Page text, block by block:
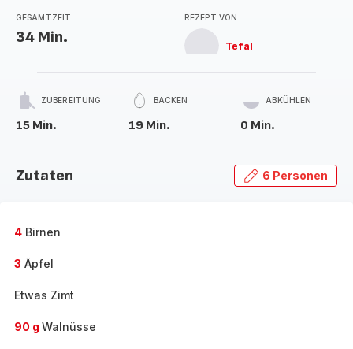
GESAMTZEIT
34 Min.
REZEPT VON
Tefal
ZUBEREITUNG
15 Min.
BACKEN
19 Min.
ABKÜHLEN
0 Min.
Zutaten 6 Personen
4 Birnen
3 Äpfel
Etwas Zimt
90 g Walnüsse